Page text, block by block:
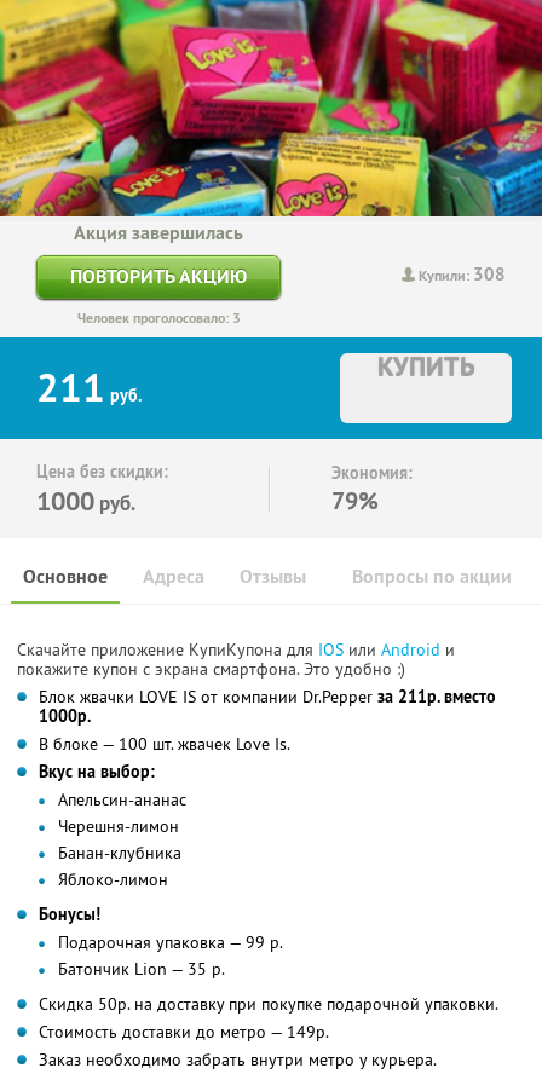
Купили: 308
Акция завершилась
ПОВТОРИТЬ АКЦИЮ
Человек проголосовало: 3
211 руб.
КУПИТЬ
Цена без скидки:
1000 руб.
Экономия:
79%
Основное Отзывы Вопросы по акции
Адреса
Скачайте приложение КупиКупона для IOS или Android и
покажите купон с экрана смартфона. Это удобно :)
Блок жвачки LOVE IS от компании Dr.Pepper за 211р. вместо
1000р.
В блоке — 100 шт. жвачек Love Is.
Вкус на выбор:
Апельсин-ананас
Черешня-лимон
Банан-клубника
Яблоко-лимон
Бонусы!
Подарочная упаковка — 99 р.
Батончик Lion — 35 р.
Скидка 50р. на доставку при покупке подарочной упаковки.
Стоимость доставки до метро — 149р.
Заказ необходимо забрать внутри метро у курьера.